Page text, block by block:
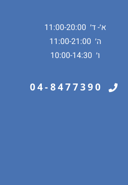
א׳- ד׳ 11:00-20:00
ה׳ 11:00-21:00
ו׳ 10:00-14:30
04-8477390‏